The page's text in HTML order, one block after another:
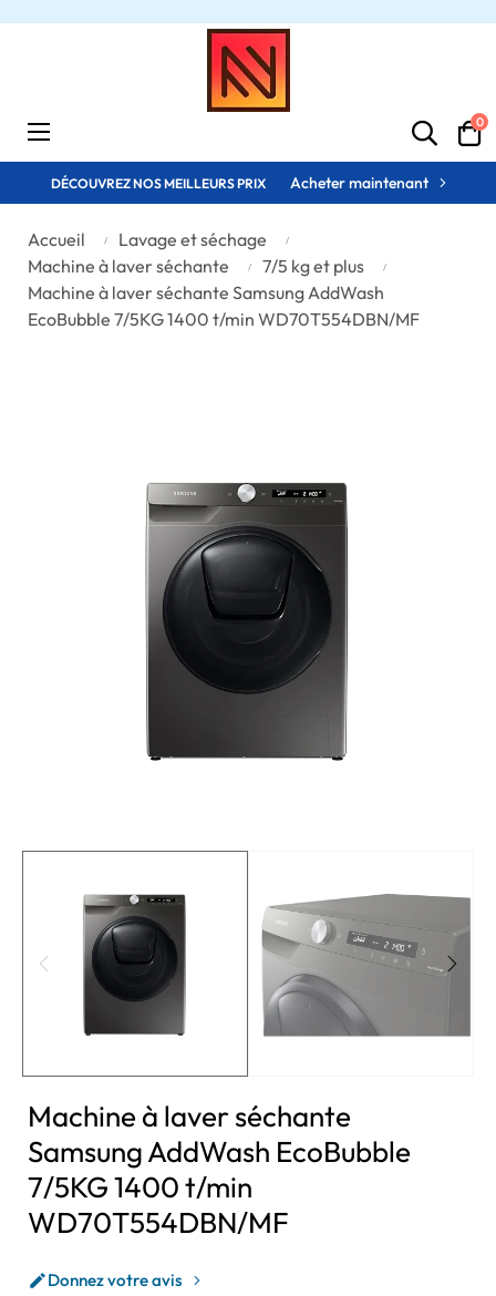
Basculer
la
navigation
☰ 0
DÉCOUVREZ NOS MEILLEURS PRIX Acheter maintenant
Accueil
Lavage et séchage
Machine à laver séchante
7/5 kg et plus
Machine à laver séchante Samsung AddWash
EcoBubble 7/5KG 1400 t/min WD70T554DBN/MF
Machine à laver séchante
Samsung AddWash EcoBubble
7/5KG 1400 t/min
WD70T554DBN/MF
Donnez votre avis